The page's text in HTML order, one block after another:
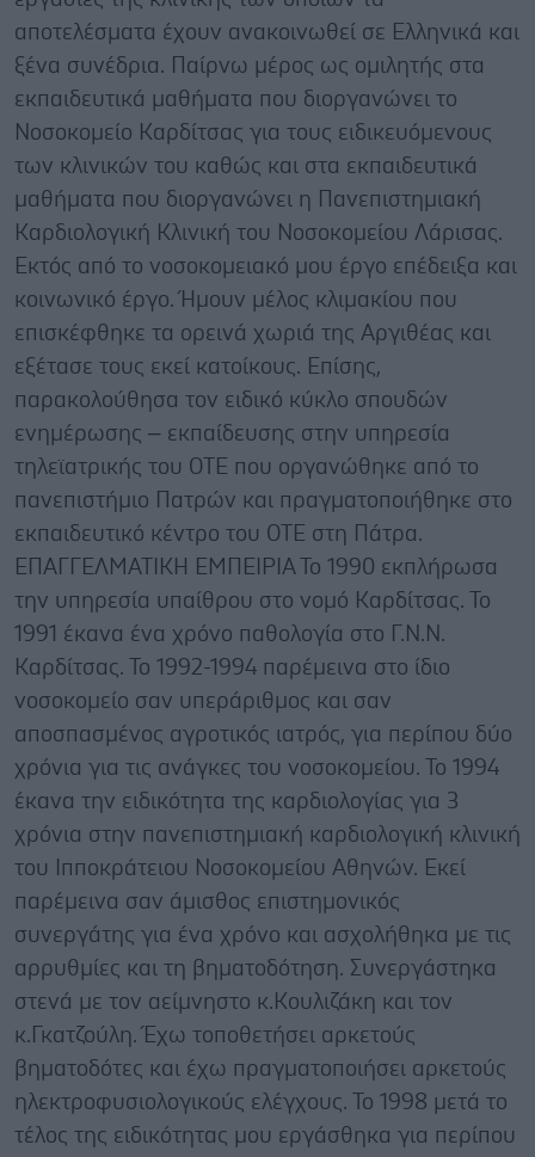
αποτελέσματα έχουν ανακοινωθεί σε Ελληνικά και
ξένα συνέδρια. Παίρνω μέρος ως ομιλητής στα
εκπαιδευτικά μαθήματα που διοργανώνει το
Νοσοκομείο Καρδίτσας για τους ειδικευόμενους
των κλινικών του καθώς και στα εκπαιδευτικά
μαθήματα που διοργανώνει η Πανεπιστημιακή
Καρδιολογική Κλινική του Νοσοκομείου Λάρισας.
Εκτός από το νοσοκομειακό μου έργο επέδειξα και
κοινωνικό έργο. Ήμουν μέλος κλιμακίου που
επισκέφθηκε τα ορεινά χωριά της Αργιθέας και
εξέτασε τους εκεί κατοίκους. Επίσης,
παρακολούθησα τον ειδικό κύκλο σπουδών
ενημέρωσης – εκπαίδευσης στην υπηρεσία
τηλεϊατρικής του ΟΤΕ που οργανώθηκε από το
πανεπιστήμιο Πατρών και πραγματοποιήθηκε στο
εκπαιδευτικό κέντρο του ΟΤΕ στη Πάτρα.
ΕΠΑΓΓΕΛΜΑΤΙΚΗ ΕΜΠΕΙΡΙΑ Το 1990 εκπλήρωσα
την υπηρεσία υπαίθρου στο νομό Καρδίτσας. Το
1991 έκανα ένα χρόνο παθολογία στο Γ.Ν.Ν.
Καρδίτσας. Το 1992-1994 παρέμεινα στο ίδιο
νοσοκομείο σαν υπεράριθμος και σαν
αποσπασμένος αγροτικός ιατρός, για περίπου δύο
χρόνια για τις ανάγκες του νοσοκομείου. Το 1994
έκανα την ειδικότητα της καρδιολογίας για 3
χρόνια στην πανεπιστημιακή καρδιολογική κλινική
του Ιπποκράτειου Νοσοκομείου Αθηνών. Εκεί
παρέμεινα σαν άμισθος επιστημονικός
συνεργάτης για ένα χρόνο και ασχολήθηκα με τις
αρρυθμίες και τη βηματοδότηση. Συνεργάστηκα
στενά με τον αείμνηστο κ.Κουλιζάκη και τον
κ.Γκατζούλη. Έχω τοποθετήσει αρκετούς
βηματοδότες και έχω πραγματοποιήσει αρκετούς
ηλεκτροφυσιολογικούς ελέγχους. Το 1998 μετά το
τέλος της ειδικότητας μου εργάσθηκα για περίπου